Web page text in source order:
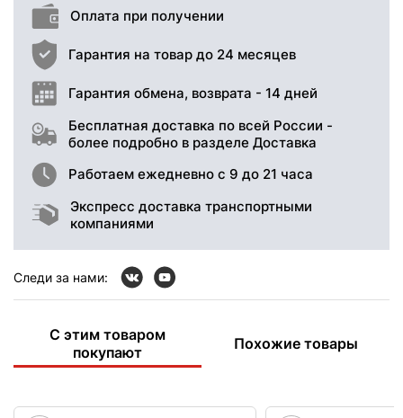
Оплата при получении
Гарантия на товар до 24 месяцев
Гарантия обмена, возврата - 14 дней
Бесплатная доставка по всей России -
более подробно в разделе Доставка
Работаем ежедневно с 9 до 21 часа
Экспресс доставка транспортными
компаниями
Следи за нами:
С этим товаром
покупают
Похожие товары